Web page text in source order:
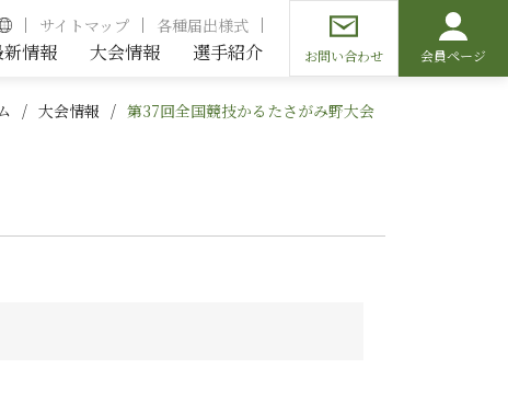
サイトマップ 各種届出様式
新情報 大会情報 選手紹介 お問い合わせ 会員ページ
大会情報 第37回全国競技かるたさがみ野大会